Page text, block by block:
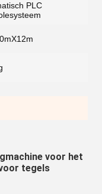
PLC
voor het
tegels